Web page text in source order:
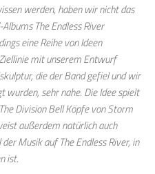
werden, haben wir nicht das
-AlbumsThe EndlessRiver
eine Reihe von Ideen
mit unserem Entwurf
die derBandgefiel und wir
wurden, sehr nahe. Die Idee spielt
Division Bell Köpfe vonStorm
außerdem natürlich auch
Musik auf The Endless River, in
ist.